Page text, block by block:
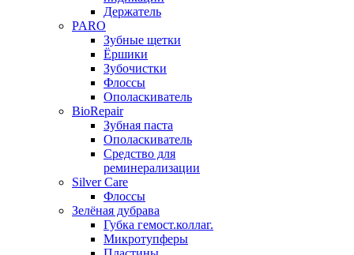
Держатель
PARO
Зубные щетки
Ёршики
Зубочистки
Флоссы
Ополаскиватель
BioRepair
Зубная паста
Ополаскиватель
Средство для
реминерализации
Silver Care
Флоссы
Зелёная дубрава
Губка гемост.коллаг.
Микротупферы